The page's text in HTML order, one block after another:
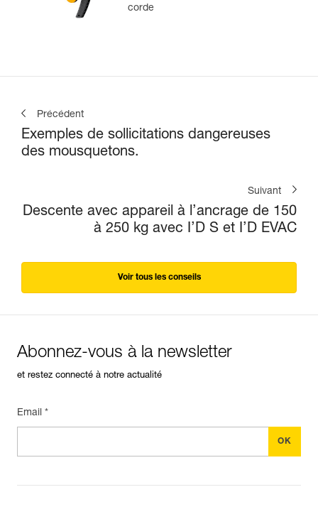
corde
Précédent
Exemples de sollicitations dangereuses
des mousquetons.
Suivant
Descente avec appareil à l’ancrage de 150
à 250 kg avec I’D S et I’D EVAC
Voir tous les conseils
Abonnez-vous à la newsletter
et restez connecté à notre actualité
Email *